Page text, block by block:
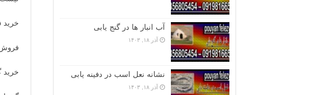
خرید
فروش
خرید
آب انبار ها در گنج یابی
آذر ۱۸, ۱۴۰۳
نشانه نعل اسب در دفینه یابی
آذر ۱۸, ۱۴۰۳